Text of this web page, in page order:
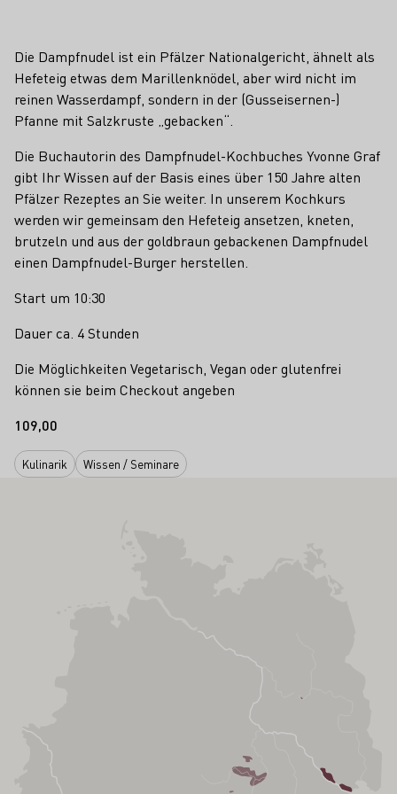
Die Dampfnudel ist ein Pfälzer Nationalgericht, ähnelt als
Hefeteig etwas dem Marillenknödel, aber wird nicht im
reinen Wasserdampf, sondern in der (Gusseisernen-)
Pfanne mit Salzkruste „gebacken“.
Die Buchautorin des Dampfnudel-Kochbuches Yvonne Graf
gibt Ihr Wissen auf der Basis eines über 150 Jahre alten
Pfälzer Rezeptes an Sie weiter. In unserem Kochkurs
werden wir gemeinsam den Hefeteig ansetzen, kneten,
brutzeln und aus der goldbraun gebackenen Dampfnudel
einen Dampfnudel-Burger herstellen.
Start um 10:30
Dauer ca. 4 Stunden
Die Möglichkeiten Vegetarisch, Vegan oder glutenfrei
können sie beim Checkout angeben
109,00
Kulinarik Wissen / Seminare